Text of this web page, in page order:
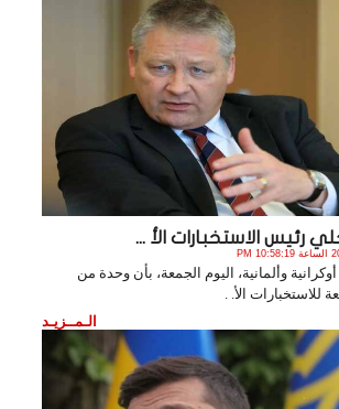
رئيس الاستخبارات الأ ...
وألمانية، اليوم الجمعة، بأن وحدة من
للاستخبارات الأ. .
الـمــزيـد